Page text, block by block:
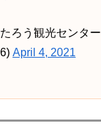
ろう観光センター
April 4, 2021